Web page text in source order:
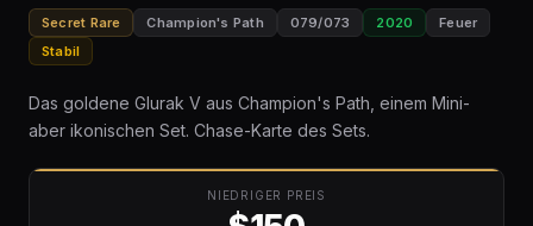
Secret Rare Champion's Path 079/073 2020
Feuer
Stabil
Das goldene Glurak V aus Champion's Path, einem Mini-
aber ikonischen Set. Chase-Karte des Sets.
NIEDRIGER PREIS